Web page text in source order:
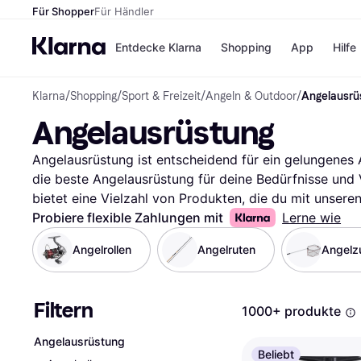
Für ShopperFür Händler
Entdecke Klarna
Zahlungsmethoden
Zahlungsmethoden
Sofort bezahlen
Bezahle in 3
Teilzahlungen
Bezahle in bis zu 30
Tagen
Ratenzahlung
Shopping
Shops
SHEIN
Alle Shops
App Hilfe
Klarna/Shopping/Sport & Freizeit/Angeln & Outdoor/
Angelausrüstung
Angelausrüstung ist entscheidend für ein gelungenes
die beste Angelausrüstung für deine Bedürfnisse
bietet eine Vielzahl von Produkten, die du mit
kannst. Du kannst nach Angelruten, Ködern oder
einzugrenzen. So findest du schnell die
nach Marken, Preisspannen oder Bewertungen
Lies die Nutzerbewertungen, um mehr über die
die deinen Anforderungen entspricht. Mehr über
Probiere flexible Zahlungen mit Lerne wie
Angelrollen Angelruten
Filtern
Angelausrüstung
1000+ produkte
Beliebt